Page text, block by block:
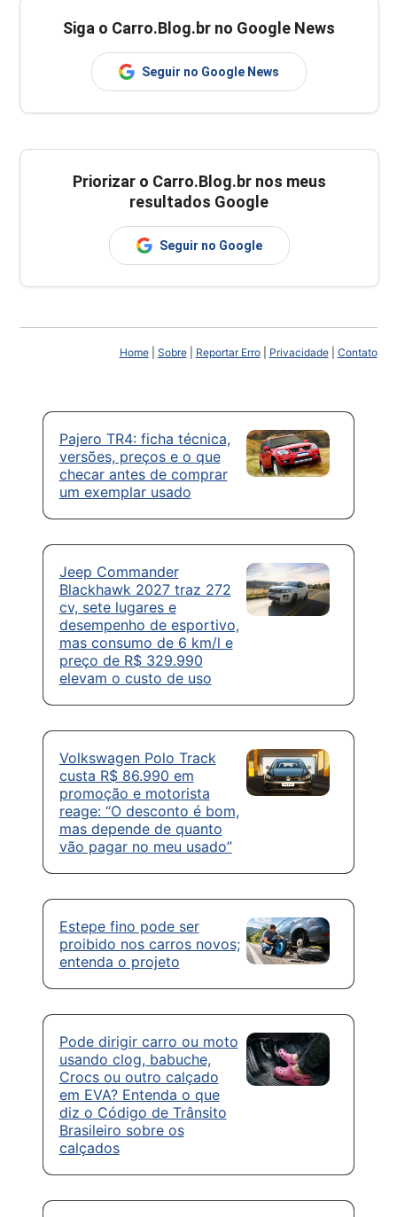
Siga o Carro.Blog.br no Google News
Seguir no Google News
Priorizar o Carro.Blog.br nos meus
resultados Google
Seguir no Google
Home| Sobre| Reportar Erro| Privacidade| Contato
Pajero TR4: ficha técnica,
versões, preços e o que
checar antes de comprar
um exemplar usado
Jeep Commander
Blackhawk 2027 traz 272
cv, sete lugares e
desempenho de esportivo,
mas consumo de 6 km/l e
preço de R$ 329.990
elevam o custo de uso
Volkswagen Polo Track
custa R$ 86.990 em
promoção e motorista
reage: “O desconto é bom,
mas depende de quanto
vão pagar no meu usado”
Estepe fino pode ser
proibido nos carros novos;
entenda o projeto
Pode dirigir carro ou moto
usando clog, babuche,
Crocs ou outro calçado
em EVA? Entenda o que
diz o Código de Trânsito
Brasileiro sobre os
calçados